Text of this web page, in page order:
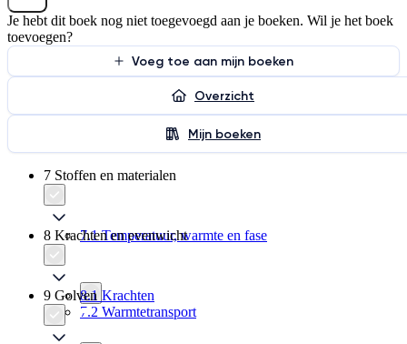
Je hebt dit boek nog niet toegevoegd aan je boeken. Wil je het boek
toevoegen?
Voeg toe aan mijn boeken
Overzicht
Mijn boeken
7 Stoffen en materialen
7.1 Temperatuur, warmte en fase
7.2 Warmtetransport
8 Krachten en evenwicht
8.1 Krachten
9 Golven